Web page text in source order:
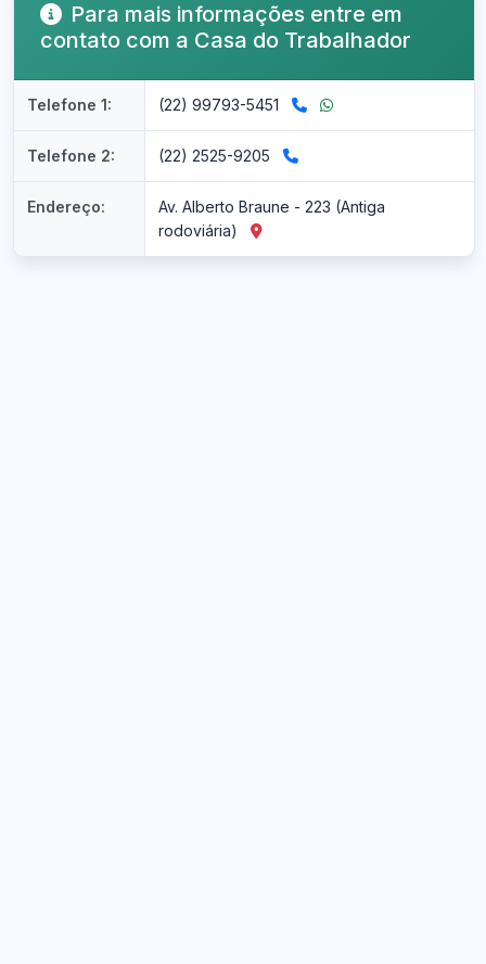
Para mais informações entre em
contato com a Casa do Trabalhador
Telefone 1: (22) 99793-5451
Telefone 2: (22) 2525-9205
Endereço:
Av. Alberto Braune - 223 (Antiga
rodoviária)